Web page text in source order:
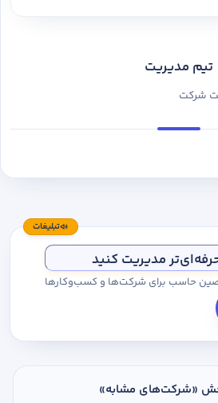
تیم مدیریت
شرکت
تبلیغات
مدیریت کنید
حاسب برای شرکت‌ها و کسب‌وکارها
«شرکت‌های مشابه»